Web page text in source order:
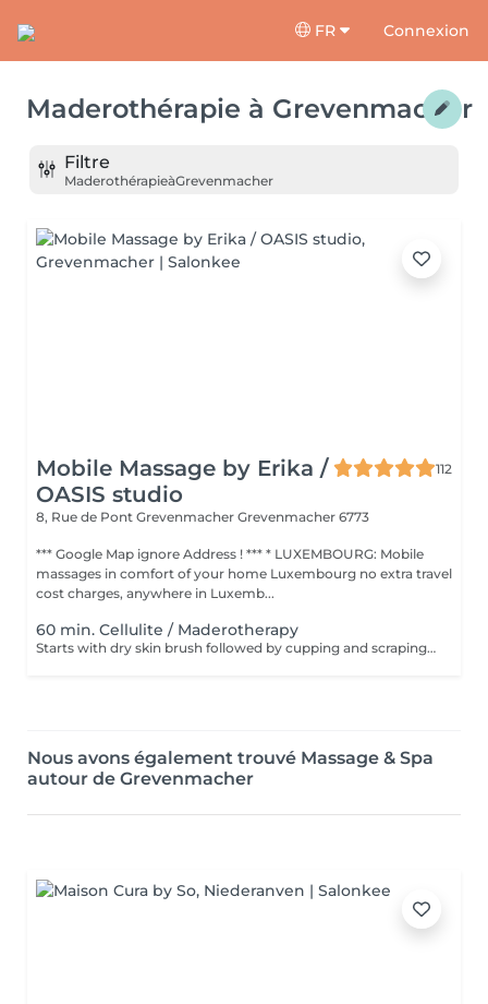
FR Connexion
Maderothérapie à Grevenmacher
Filtre
MaderothérapieàGrevenmacher
Mobile Massage by Erika /
OASIS studio
112
8, Rue de Pont Grevenmacher Grevenmacher 6773
*** Google Map ignore Address ! *** * LUXEMBOURG: Mobile
massages in comfort of your home Luxembourg no extra travel
cost charges, anywhere in Luxemb...
60 min. Cellulite / Maderotherapy
Starts with dry skin brush followed by cupping and scraping uses fight against cellulite gel and oil. Recommendation 10 session with a discount price.
Nous avons également trouvé Massage & Spa
autour de Grevenmacher